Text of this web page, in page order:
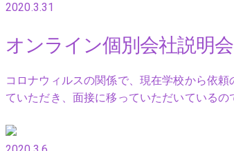
2020.3.31
オンライン個別会社説明会
コロナウィルスの関係で、現在学校から依
ていただき、面接に移っていただいているの